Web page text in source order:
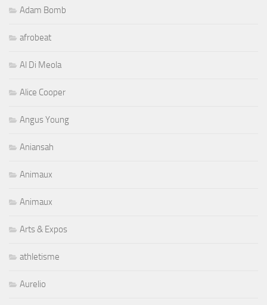
Adam Bomb
afrobeat
Al Di Meola
Alice Cooper
Angus Young
Aniansah
Animaux
Animaux
Arts & Expos
athletisme
Aurelio